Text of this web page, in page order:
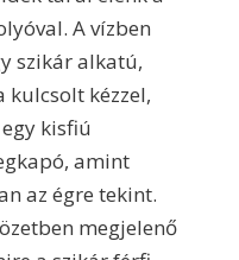
A vízben
szikár alkatú,
kulcsolt kézzel,
kisfiú
amint
az égre tekint.
megjelenő